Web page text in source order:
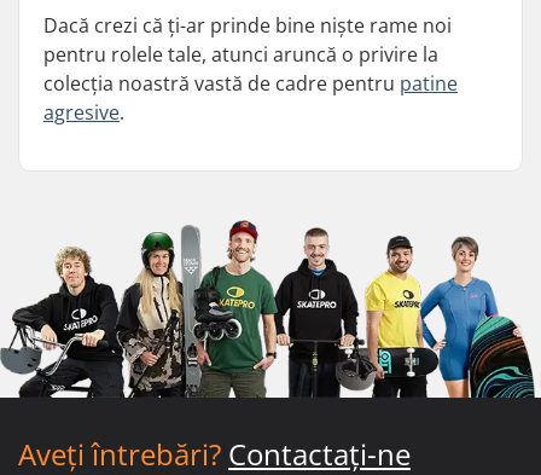
Dacă crezi că ți-ar prinde bine niște rame noi
pentru rolele tale, atunci aruncă o privire la
colecția noastră vastă de cadre pentru patine
agresive.
Aveți întrebări? Contactați-ne